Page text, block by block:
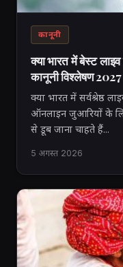
कानूनी
क्या भारत में बेस्ट
कानूनी विश्लेषण 2027
क्या भारत में सर्वश्रेष्ठ
ऑनलाइन जुआरियों के
से डूब जाना चाहते हैं...
5 अगस्त 2026